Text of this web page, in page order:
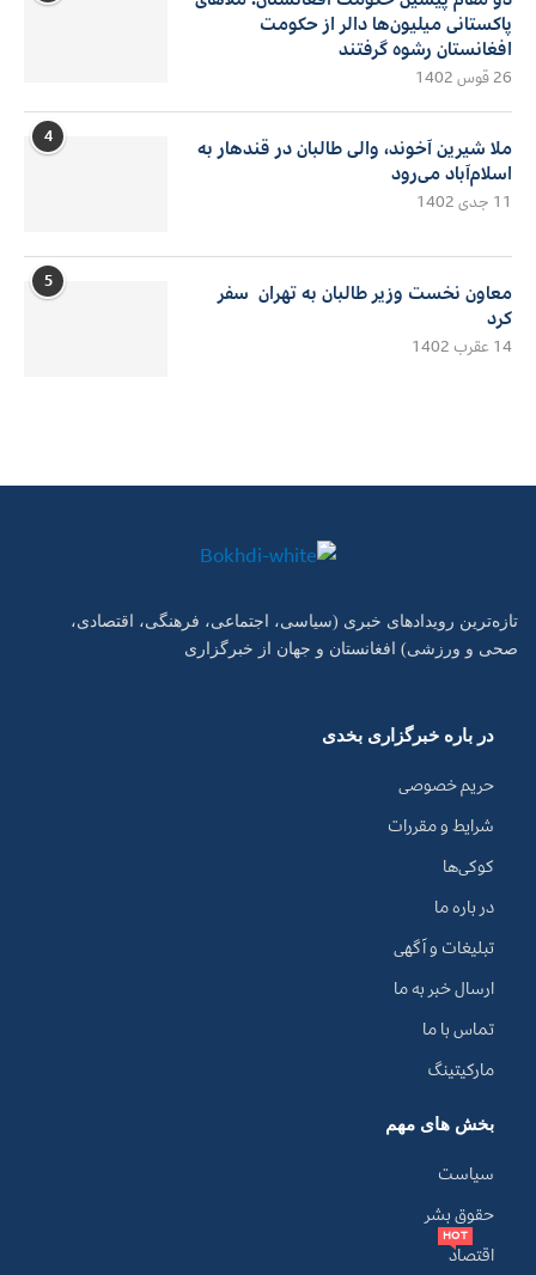
پاکستانی میلیون‌ها دالر از حکومت
افغانستان رشوه گرفتند
26 قوس 1402
4
ملا شیرین آخوند، والی طالبان در قندهار به
اسلام‌آباد می‌رود
11 جدی 1402
5
معاون نخست وزیر طالبان به تهران سفر
کرد
14 عقرب 1402
تازه‌ترین رویدادهای خبری (سیاسی، اجتماعی، فرهنگی، اقتصادی،
صحی و ورزشی) افغانستان و جهان از خبرگزاری
در باره خبرگزاری بخدی
حریم خصوصی
شرایط و مقررات
کوکی‌ها
در باره ما
تبلیغات و آگهی
ارسال خبر به ما
تماس با ما
مارکیتینگ
بخش های مهم
سیاست
حقوق بشر
اقتصاد
HOT